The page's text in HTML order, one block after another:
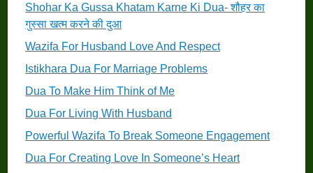
Shohar Ka Gussa Khatam Karne Ki Dua- शौहर का
गुस्सा खत्म करने की दुआ
Wazifa For Husband Love And Respect
Istikhara Dua For Marriage Problems
Dua To Make Him Think of Me
Dua For Living With Husband
Powerful Wazifa To Break Someone Engagement
Dua For Creating Love In Someone’s Heart